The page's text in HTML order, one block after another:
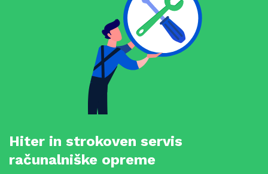
Hiter in strokoven servis
računalniške opreme